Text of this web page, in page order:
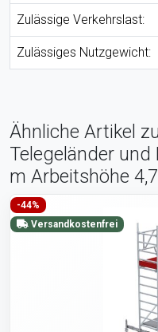
Zulässige Verkehrslast:
Zulässiges Nutzgewicht:
Ähnliche Artikel
Telegeländer und
m Arbeitshöhe
-44%
Versandkostenfrei